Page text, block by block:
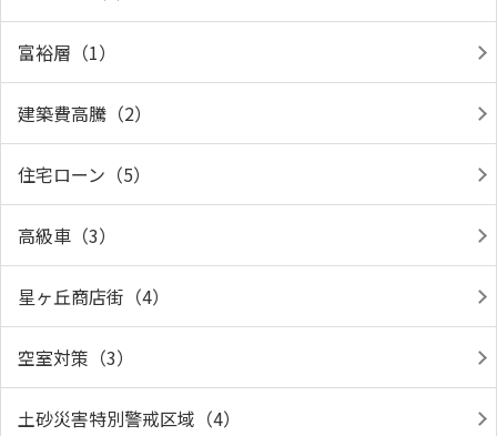
富裕層（1）
建築費高騰（2）
住宅ローン（5）
高級車（3）
星ヶ丘商店街（4）
空室対策（3）
土砂災害特別警戒区域（4）